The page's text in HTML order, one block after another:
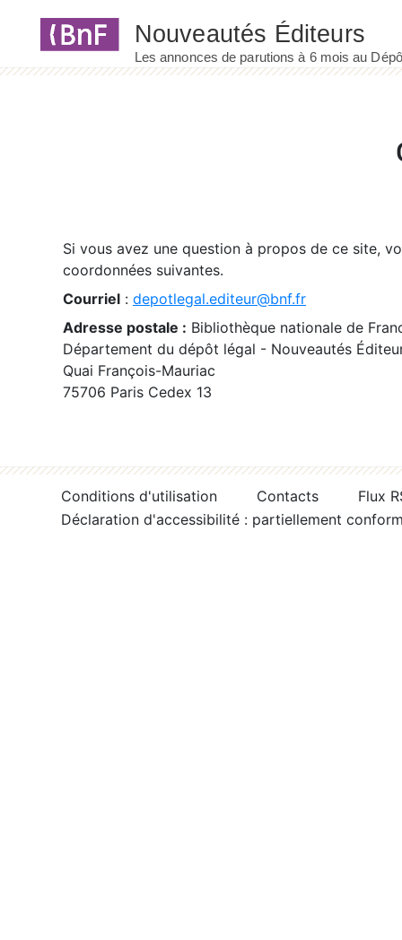
Si vous avez une question à propos de ce site,
coordonnées suivantes.
Courriel : depotlegal.editeur@bnf.fr
Adresse postale : Bibliothèque nationale de
Département du dépôt légal - Nouveautés
Quai François-Mauriac
75706 Paris Cedex 13
Conditions d'utilisation Contacts
Flux
Déclaration d'accessibilité : partiellement